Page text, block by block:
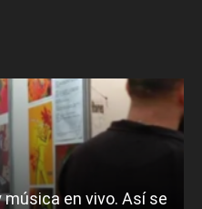
en vivo. Así se